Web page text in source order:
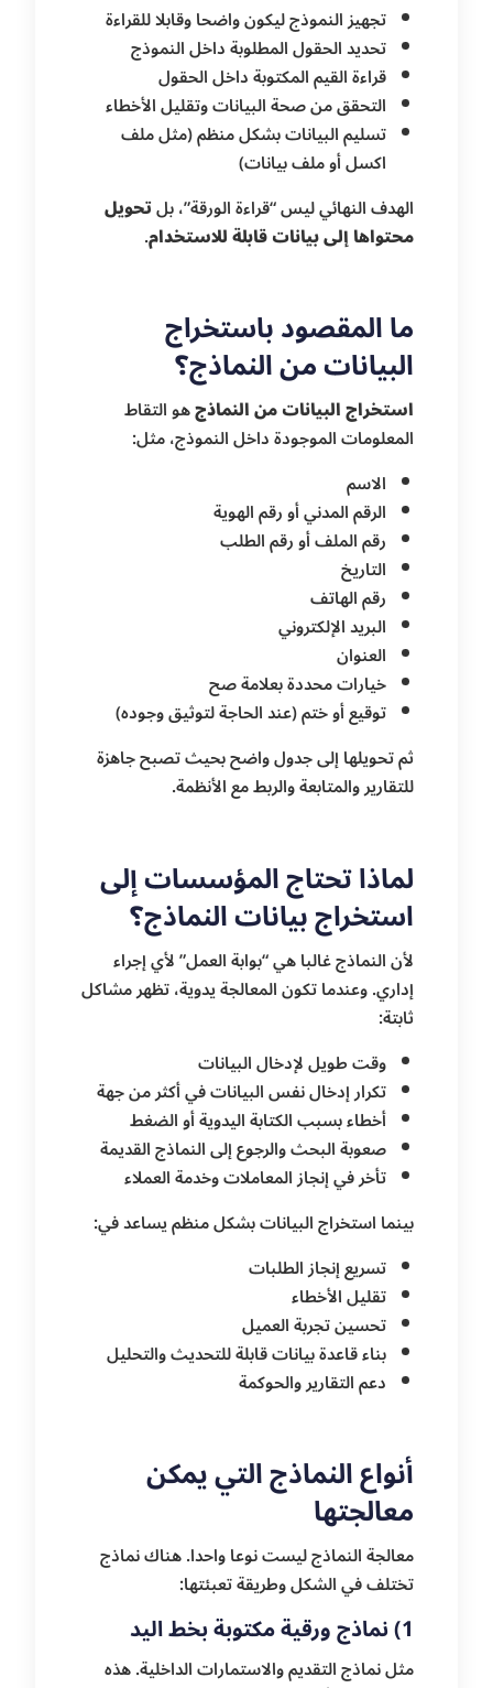
تجهيز النموذج ليكون واضحا وقابلا للقراءة
تحديد الحقول المطلوبة داخل النموذج
قراءة القيم المكتوبة داخل الحقول
التحقق من صحة البيانات وتقليل الأخطاء
تسليم البيانات بشكل منظم (مثل ملف
اكسل أو ملف بيانات)
الهدف النهائي ليس “قراءة الورقة”، بلتحويل
محتواها إلى بيانات قابلة للاستخدام.
ما المقصود باستخراج
البيانات من النماذج؟
استخراج البيانات من النماذجهو التقاط
المعلومات الموجودة داخل النموذج، مثل:
الاسم
الرقم المدني أو رقم الهوية
رقم الملف أو رقم الطلب
التاريخ
رقم الهاتف
البريد الإلكتروني
العنوان
خيارات محددة بعلامة صح
توقيع أو ختم (عند الحاجة لتوثيق وجوده)
ثم تحويلها إلى جدول واضح بحيث تصبح جاهزة
للتقارير والمتابعة والربط مع الأنظمة.
لماذا تحتاج المؤسسات إلى
استخراج بيانات النماذج؟
لأن النماذج غالبا هي “بوابة العمل” لأي إجراء
إداري. وعندما تكون المعالجة يدوية، تظهر مشاكل
ثابتة:
وقت طويل لإدخال البيانات
تكرار إدخال نفس البيانات في أكثر من جهة
أخطاء بسبب الكتابة اليدوية أو الضغط
صعوبة البحث والرجوع إلى النماذج القديمة
تأخر في إنجاز المعاملات وخدمة العملاء
بينما استخراج البيانات بشكل منظم يساعد في:
تسريع إنجاز الطلبات
تقليل الأخطاء
تحسين تجربة العميل
بناء قاعدة بيانات قابلة للتحديث والتحليل
دعم التقارير والحوكمة
أنواع النماذج التي يمكن
معالجتها
معالجة النماذج ليست نوعا واحدا. هناك نماذج
تختلف في الشكل وطريقة تعبئتها:
1) نماذج ورقية مكتوبة بخط اليد
مثل نماذج التقديم والاستمارات الداخلية. هذه